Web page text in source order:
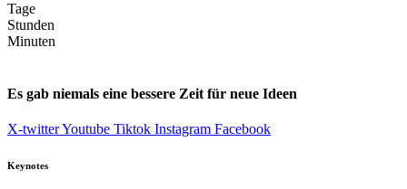
Tage
Stunden
Minuten
Es gab niemals eine bessere Zeit für neue Ideen
X-twitterYoutube Tiktok Instagram Facebook
Keynotes